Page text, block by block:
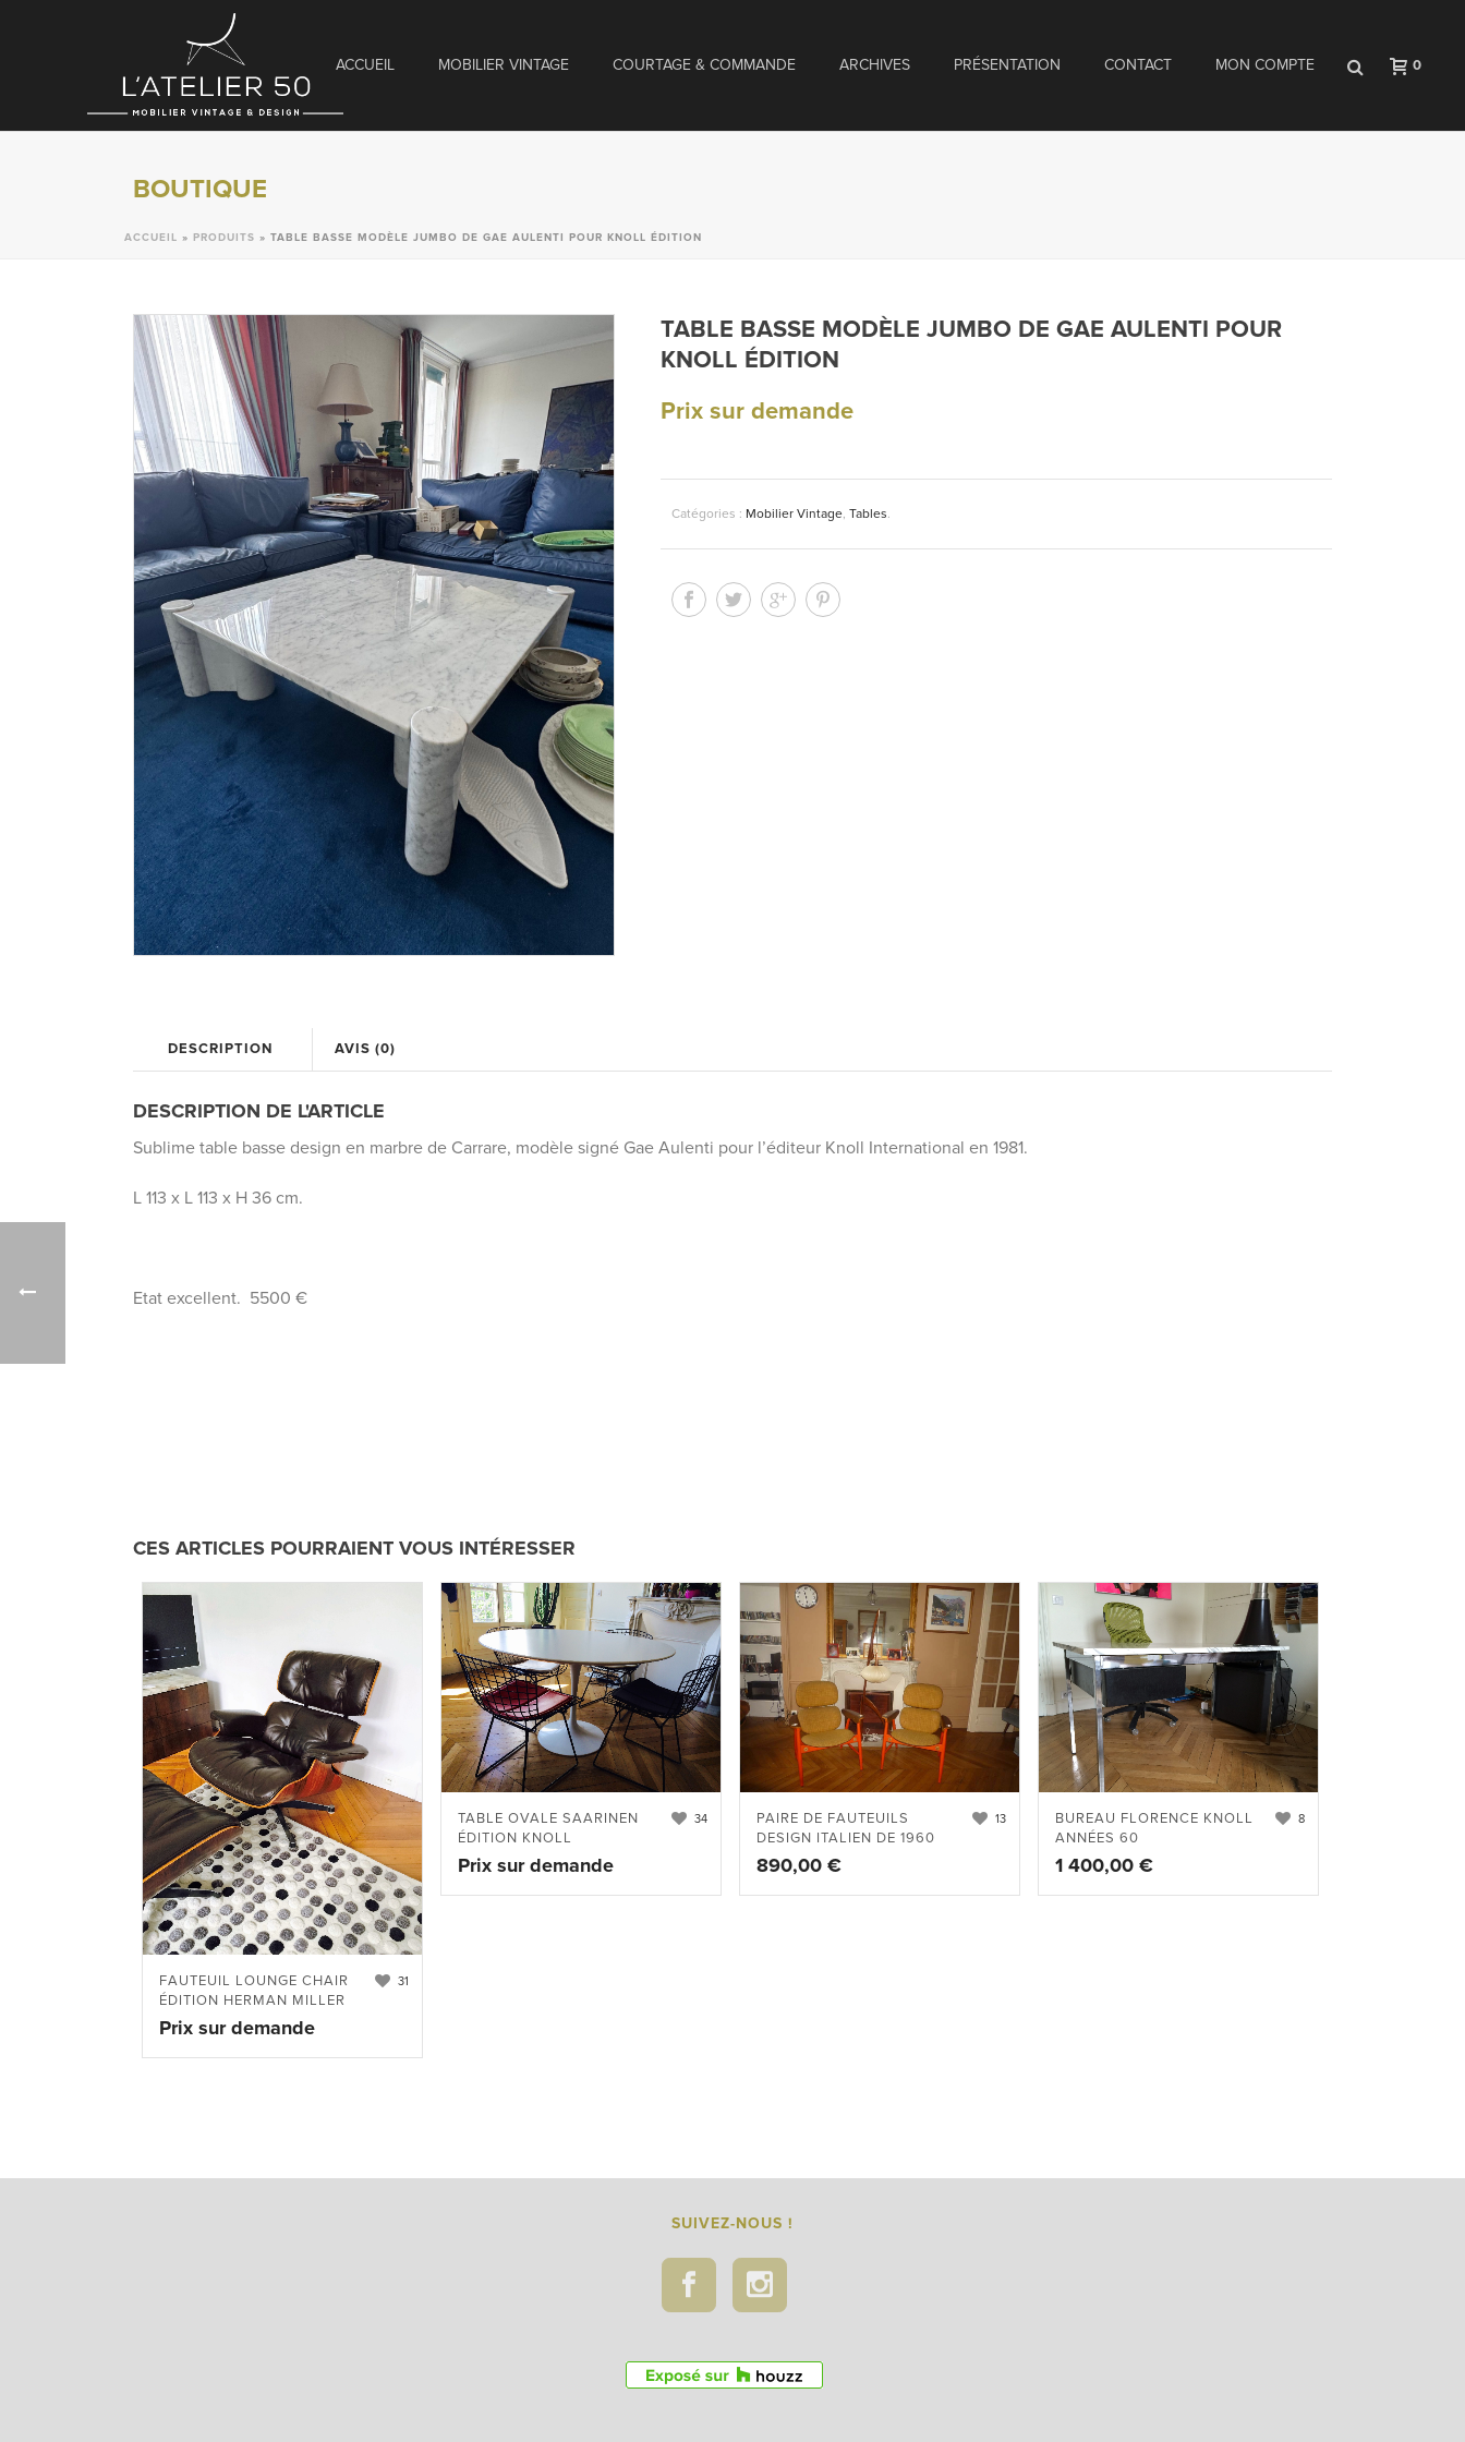
ACCUEIL MOBILIER VINTAGE COURTAGE & COMMANDE ARCHIVES PRÉSENTATION CONTACT MON COMPTE 0
BOUTIQUE
ACCUEIL » PRODUITS » TABLE BASSE MODÈLE JUMBO DE GAE AULENTI POUR KNOLL ÉDITION
TABLE BASSE MODÈLE JUMBO DE GAE AULENTI POUR
KNOLL ÉDITION
Prix sur demande
Catégories : Mobilier Vintage, Tables.
DESCRIPTION AVIS (0)
DESCRIPTION DE L'ARTICLE
Sublime table basse design en marbre de Carrare, modèle signé Gae Aulenti pour l’éditeur Knoll International en 1981.
L 113 x L 113 x H 36 cm.
Etat excellent. 5500 €
CES ARTICLES POURRAIENT VOUS INTÉRESSER
31
FAUTEUIL LOUNGE CHAIR
ÉDITION HERMAN MILLER
Prix sur demande
34
TABLE OVALE SAARINEN
ÉDITION KNOLL
Prix sur demande
13
PAIRE DE FAUTEUILS
DESIGN ITALIEN DE 1960
890,00 €
8
BUREAU FLORENCE KNOLL
ANNÉES 60
1 400,00 €
SUIVEZ-NOUS !